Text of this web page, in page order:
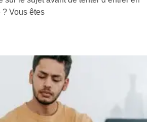
? Vous êtes